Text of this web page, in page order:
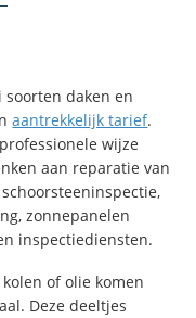
soorten daken en
aantrekkelijk tarief.
wijze
aan reparatie van
zonnepanelen
inspectiediensten.
of olie komen
Deze deeltjes